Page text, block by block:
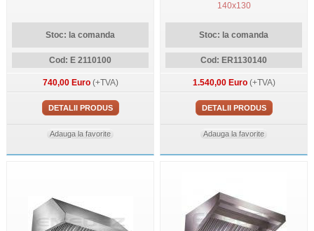
Stoc: la comanda
Cod: E 2110100
740,00 Euro(+TVA)
DETALII PRODUS
Adauga la favorite
140x130
Stoc: la comanda
Cod: ER1130140
1.540,00 Euro(+TVA)
DETALII PRODUS
Adauga la favorite